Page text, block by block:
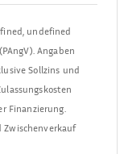
undefined
Angaben
Sollzins und
Finanzierung.